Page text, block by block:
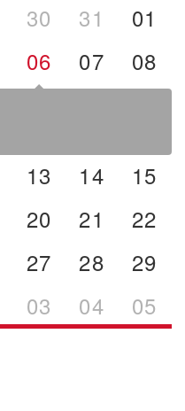
30 31
01
06 07 08
13 14
15
20 21
22
27 28
29
03 04 05